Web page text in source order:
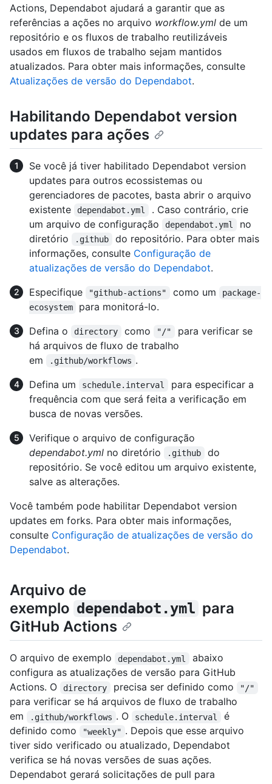
Actions, Dependabot ajudará a garantir que as
referências a ações no arquivo workflow.yml de um
repositório e os fluxos de trabalho reutilizáveis
usados em fluxos de trabalho sejam mantidos
atualizados. Para obter mais informações, consulte
Atualizações de versão do Dependabot.
Habilitando Dependabot version
updates para ações
Se você já tiver habilitado Dependabot version
updates para outros ecossistemas ou
gerenciadores de pacotes, basta abrir o arquivo
existente
dependabot.yml
. Caso contrário, crie
um arquivo de configuração
dependabot.yml
no
diretório
.github
do repositório. Para obter mais
informações, consulte Configuração de
atualizações de versão do Dependabot.
Especifique
"github-actions" como um
package-
ecosystem
para monitorá-lo.
Defina o
directory como "/"
para verificar se
há arquivos de fluxo de trabalho
em
.github/workflows .
Defina um
schedule.interval
para especificar a
frequência com que será feita a verificação em
busca de novas versões.
Verifique o arquivo de configuração
dependabot.yml no diretório .github
do
repositório. Se você editou um arquivo existente,
salve as alterações.
Você também pode habilitar Dependabot version
updates em forks. Para obter mais informações,
consulte Configuração de atualizações de versão do
Dependabot.
Arquivo de
exemplo dependabot.yml para
GitHub Actions
O arquivo de exemplo dependabot.yml
abaixo
configura as atualizações de versão para GitHub
Actions. O
directory precisa ser definido como "/"
para verificar se há arquivos de fluxo de trabalho
em
.github/workflows . O schedule.interval
é
definido como
"weekly" . Depois que esse arquivo
tiver sido verificado ou atualizado, Dependabot
verifica se há novas versões de suas ações.
Dependabot gerará solicitações de pull para